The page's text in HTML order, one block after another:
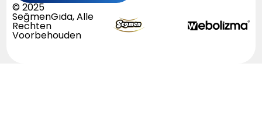
© 2025
SeğmenGıda, Alle
Rechten
Voorbehouden